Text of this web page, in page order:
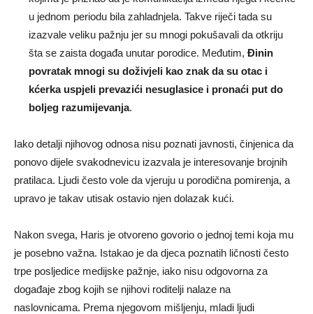
u jednom periodu bila zahladnjela. Takve riječi tada su
izazvale veliku pažnju jer su mnogi pokušavali da otkriju
šta se zaista događa unutar porodice. Međutim, Đinin
povratak mnogi su doživjeli kao znak da su otac i
kćerka uspjeli prevazići nesuglasice i pronaći put do
boljeg razumijevanja.
Iako detalji njihovog odnosa nisu poznati javnosti, činjenica da
ponovo dijele svakodnevicu izazvala je interesovanje brojnih
pratilaca. Ljudi često vole da vjeruju u porodična pomirenja, a
upravo je takav utisak ostavio njen dolazak kući.
Nakon svega, Haris je otvoreno govorio o jednoj temi koja mu
je posebno važna. Istakao je da djeca poznatih ličnosti često
trpe posljedice medijske pažnje, iako nisu odgovorna za
događaje zbog kojih se njihovi roditelji nalaze na
naslovnicama. Prema njegovom mišljenju, mladi ljudi